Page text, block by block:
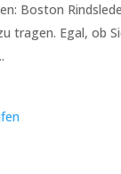
Boston
tragen. Egal, ob